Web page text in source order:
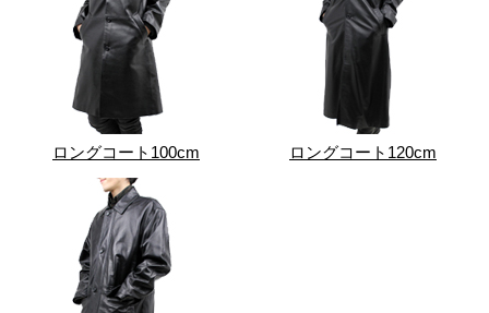
ロングコート100cm ロングコート120cm